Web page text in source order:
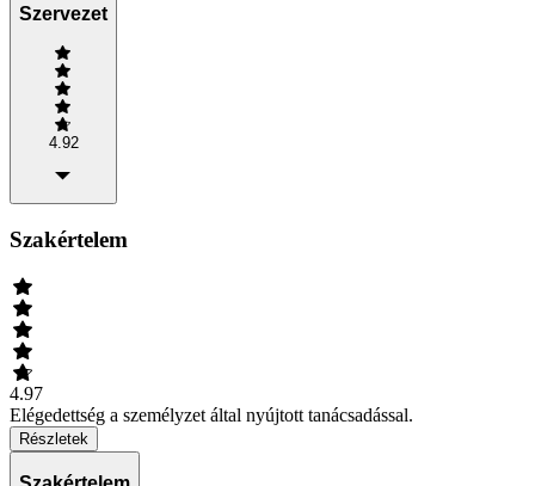
Szervezet
4.92
Szakértelem
4.97
Elégedettség a személyzet által nyújtott tanácsadással.
Részletek